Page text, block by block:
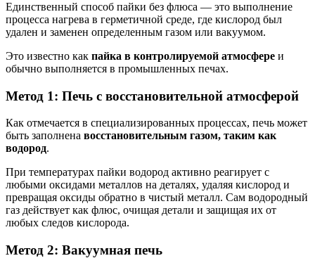
Единственный способ пайки без флюса — это выполнение
процесса нагрева в герметичной среде, где кислород был
удален и заменен определенным газом или вакуумом.
Это известно как пайка в контролируемой атмосфере и
обычно выполняется в промышленных печах.
Метод 1: Печь с восстановительной атмосферой
Как отмечается в специализированных процессах, печь может
быть заполнена восстановительным газом, таким как
водород.
При температурах пайки водород активно реагирует с
любыми оксидами металлов на деталях, удаляя кислород и
превращая оксиды обратно в чистый металл. Сам водородный
газ действует как флюс, очищая детали и защищая их от
любых следов кислорода.
Метод 2: Вакуумная печь